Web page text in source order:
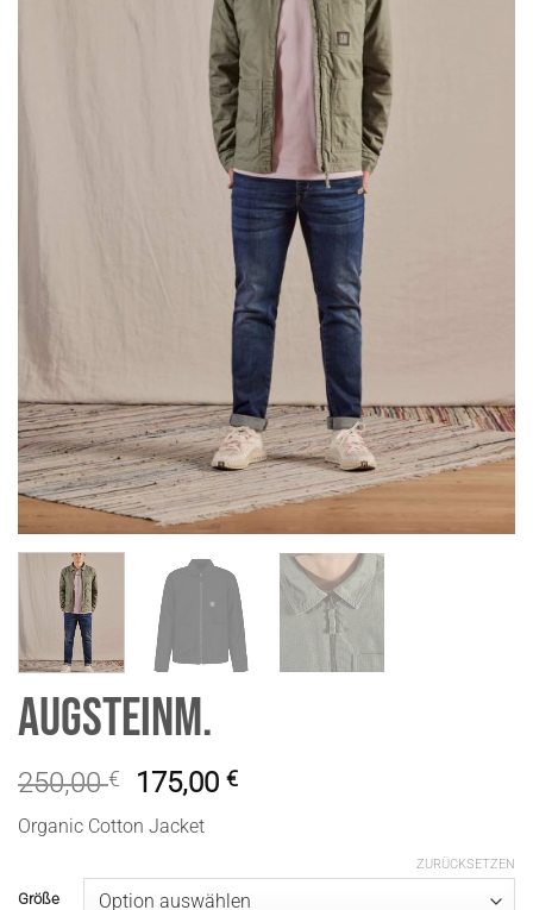
AugsteinM.
250,00€ 175,00€
Organic Cotton Jacket
Größe
ZURÜCKSETZEN